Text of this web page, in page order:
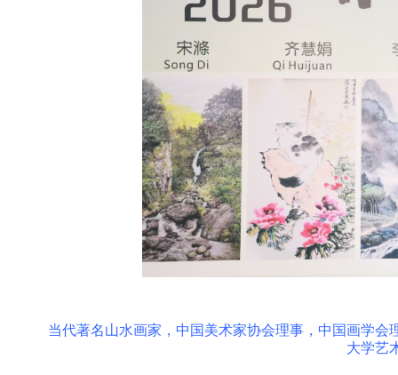
当代著名山水画家，中国美术家协会理事，中国画学
大学艺